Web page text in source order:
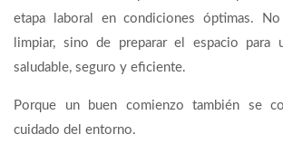
etapa laboral en condiciones óptimas.
limpiar, sino de preparar el espacio para
saludable, seguro y eficiente.
Porque un buen comienzo también se
cuidado del entorno.